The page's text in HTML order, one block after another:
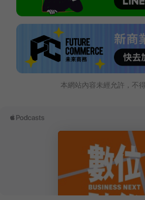
本網站內容未經允許，不得